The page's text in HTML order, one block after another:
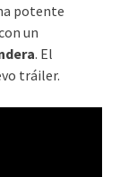
potente
un
. El
tráiler.